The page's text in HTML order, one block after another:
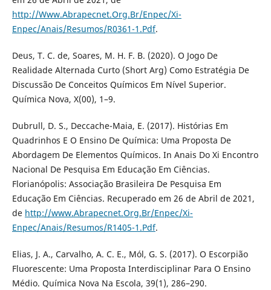
http://Www.Abrapecnet.Org.Br/Enpec/Xi-
Enpec/Anais/Resumos/R0361-1.Pdf.
Deus, T. C. de, Soares, M. H. F. B. (2020). O Jogo De
Realidade Alternada Curto (Short Arg) Como Estratégia De
Discussão De Conceitos Químicos Em Nível Superior.
Química Nova, X(00), 1–9.
Dubrull, D. S., Deccache-Maia, E. (2017). Histórias Em
Quadrinhos E O Ensino De Química: Uma Proposta De
Abordagem De Elementos Químicos. In Anais Do Xi Encontro
Nacional De Pesquisa Em Educação Em Ciências.
Florianópolis: Associação Brasileira De Pesquisa Em
Educação Em Ciências. Recuperado em 26 de Abril de 2021,
de http://www.Abrapecnet.Org.Br/Enpec/Xi-
Enpec/Anais/Resumos/R1405-1.Pdf.
Elias, J. A., Carvalho, A. C. E., Mól, G. S. (2017). O Escorpião
Fluorescente: Uma Proposta Interdisciplinar Para O Ensino
Médio. Química Nova Na Escola, 39(1), 286–290.